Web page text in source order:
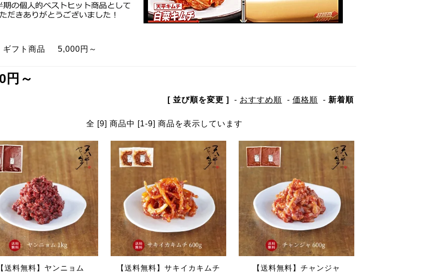
ギフト商品 5,000円～
円～
[ 並び順を変更 ] - おすすめ順 - 価格順 - 新着順
全 [9] 商品中 [1-9] 商品を表示しています
【送料無料】ヤンニョム
【送料無料】サキイカキムチ
【送料無料】チャンジャ